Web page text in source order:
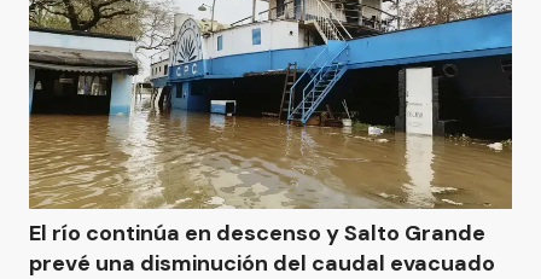
El río continúa en descenso y Salto Grande
prevé una disminución del caudal evacuado